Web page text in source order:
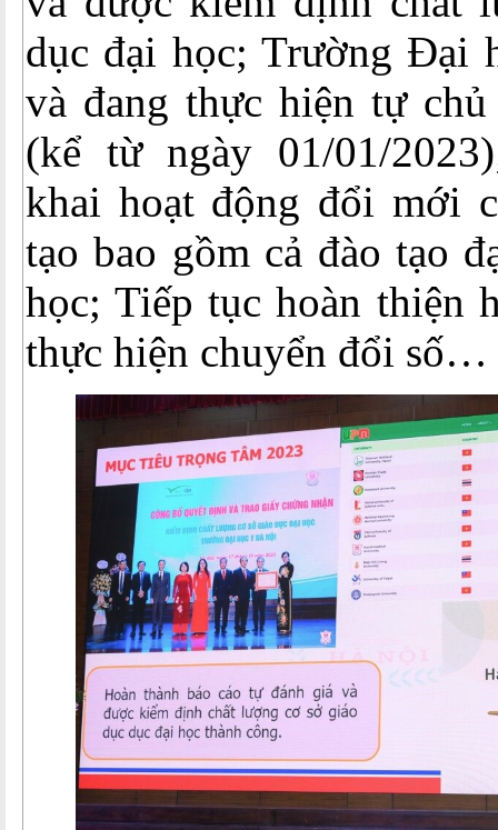
dục đại học; Trường Đại
và đang thực hiện tự
(kể từ ngày 01/01/
khai hoạt động đổi mới
tạo bao gồm cả đào tạo
học; Tiếp tục hoàn thiện
thực hiện chuyển đổi số…